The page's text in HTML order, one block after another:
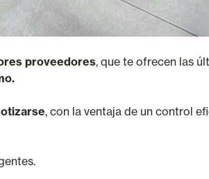
proveedores, que te ofrecen las
, con la ventaja de un control